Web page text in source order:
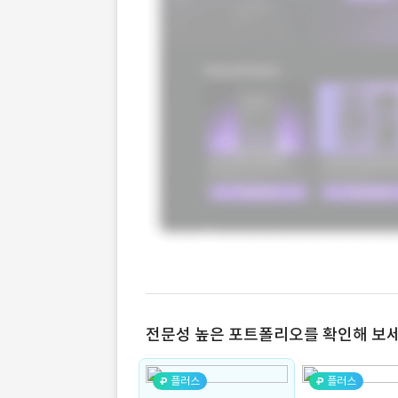
전문성 높은 포트폴리오를 확인해 보
플러스 플러스